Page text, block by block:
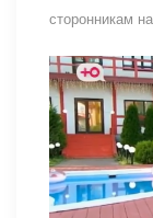
сторонникам